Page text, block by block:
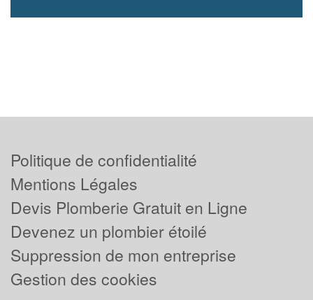
Politique de confidentialité
Mentions Légales
Devis Plomberie Gratuit en Ligne
Devenez un plombier étoilé
Suppression de mon entreprise
Gestion des cookies